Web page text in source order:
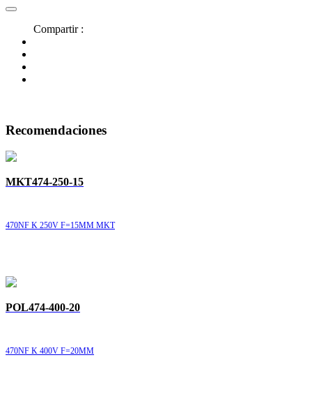
Compartir :
Recomendaciones
MKT474-250-15
470NF K 250V F=15MM MKT
POL474-400-20
470NF K 400V F=20MM